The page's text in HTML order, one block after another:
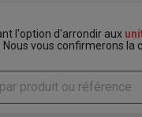
l'option d'arrondir aux
vous confirmerons la